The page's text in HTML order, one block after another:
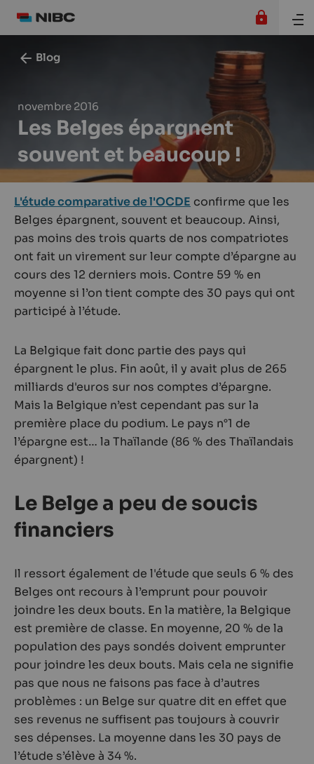
Blog
novembre 2016
Les Belges épargnent
souvent et beaucoup !
L'étude comparative de l'OCDE confirme que les
Belges épargnent, souvent et beaucoup. Ainsi,
pas moins des trois quarts de nos compatriotes
ont fait un virement sur leur compte d’épargne au
cours des 12 derniers mois. Contre 59 % en
moyenne si l’on tient compte des 30 pays qui ont
participé à l’étude.
La Belgique fait donc partie des pays qui
épargnent le plus. Fin août, il y avait plus de 265
milliards d'euros sur nos comptes d’épargne.
Mais la Belgique n’est cependant pas sur la
première place du podium. Le pays n°1 de
l’épargne est… la Thaïlande (86 % des Thaïlandais
épargnent) !
Le Belge a peu de soucis
financiers
Il ressort également de l'étude que seuls 6 % des
Belges ont recours à l’emprunt pour pouvoir
joindre les deux bouts. En la matière, la Belgique
est première de classe. En moyenne, 20 % de la
population des pays sondés doivent emprunter
pour joindre les deux bouts. Mais cela ne signifie
pas que nous ne faisons pas face à d’autres
problèmes : un Belge sur quatre dit en effet que
ses revenus ne suffisent pas toujours à couvrir
ses dépenses. La moyenne dans les 30 pays de
l’étude s’élève à 34 %.